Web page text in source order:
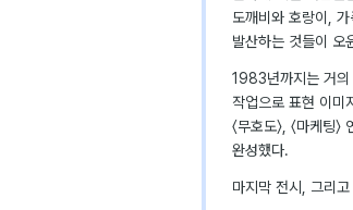
도깨비와 호랑이,
발산하는 것들이 오
1983년까지는 거의
작업으로 표현 이미
〈무호도〉, 〈마케팅
완성했다.
마지막 전시, 그리고